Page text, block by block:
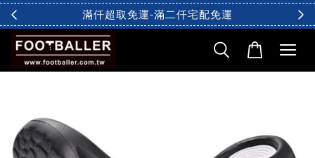
滿仟超取免運-滿二仟宅配免運